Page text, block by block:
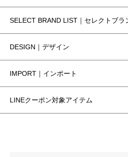
SELECT BRAND LIST｜セレクトブラ
DESIGN｜デザイン
IMPORT｜インポート
LINEクーポン対象アイテム